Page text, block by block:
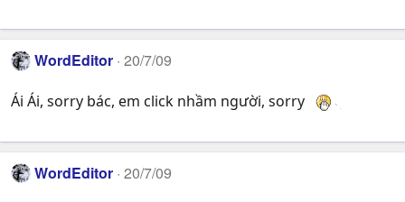
WordEditor 20/7/09
Ái Ái, sorry bác, em click nhầm người, sorry
WordEditor 20/7/09